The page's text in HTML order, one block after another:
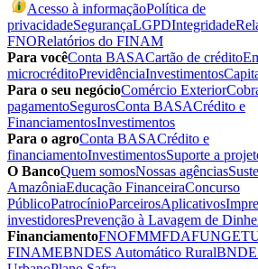
Acesso à informaçãoPolítica de
privacidadeSegurançaLGPDIntegridade
FNORelatórios do FINAM
Para vocêConta BASACartão de crédito
microcréditoPrevidênciaInvestimentos
Para o seu negócioComércio Exterior
pagamentoSegurosConta BASACrédito e
FinanciamentosInvestimentos
Para o agroConta BASACrédito e
financiamentoInvestimentosSuporte a
O BancoQuem somosNossas agências
AmazôniaEducação FinanceiraConcurso
PúblicoPatrocínioParceirosAplicativos
investidoresPrevenção à Lavagem de
FinanciamentoFNOFMMFDA
FINAMEBNDES Automático Rural